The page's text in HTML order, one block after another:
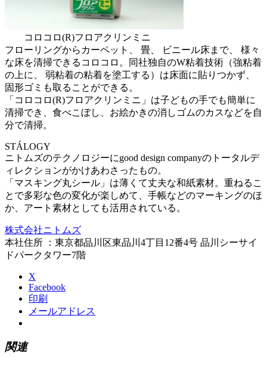
コロコロ(R)フロアクリンミニ
フローリングからカーペット、 畳、 ビニール床まで、 様々
な床を清掃できるコロコロ。同社独自のW粘着技術（強粘着
の上に、 弱粘着の粘着を塗工する）は床面に貼りつかず、
固形ゴミも取ることができる。
「コロコロ(R)フロアクリンミニ」は子どもの手でも簡単に
清掃でき、食べこぼし、お絵かきの消しゴムのカスなどを自
分で清掃。
STÁLOGY
ニトムズのテクノロジーにgood design companyのトータルデ
ィレクションがかけあわさったもの。
「マスキング丸シール」は薄くて丈夫な和紙素材。重ねるこ
とで多彩な色の変化が楽しめて、手帳などのマーキングのほ
か、アート素材としても活用されている。
株式会社ニトムズ
本社住所 ：東京都品川区東品川4丁目12番4号 品川シーサイ
ドパークタワー7階
X
Facebook
印刷
メールアドレス
関連